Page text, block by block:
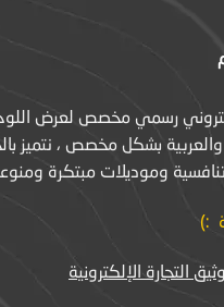
رسمي مخصص لعرض
والعربية بشكل مخصص ، نتميز
تنافسية وموديلات مبتكرة
:)
التجارة الإلكترونية